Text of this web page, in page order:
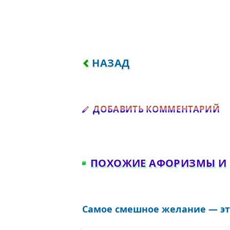
ПРЕДЫДУЩИЙ: ГОВОРИ С
НАЗАД
ДОБАВИТЬ КОММЕНТАРИЙ
ПОХОЖИЕ АФОРИЗМЫ И
Самое смешное желание —